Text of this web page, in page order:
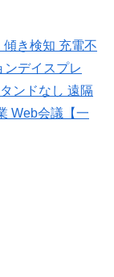
き検知 充電不
デイスプレ
ンドなし 遠隔
Web会議【一